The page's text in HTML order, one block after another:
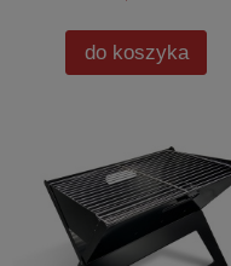
do koszyka